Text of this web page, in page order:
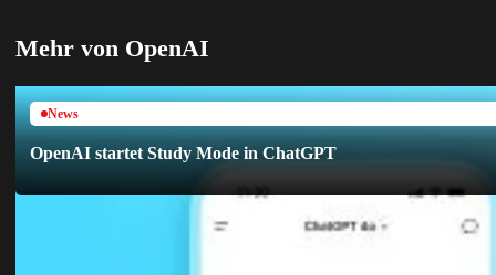
Mehr von OpenAI
News
OpenAI startet Study Mode in ChatGPT